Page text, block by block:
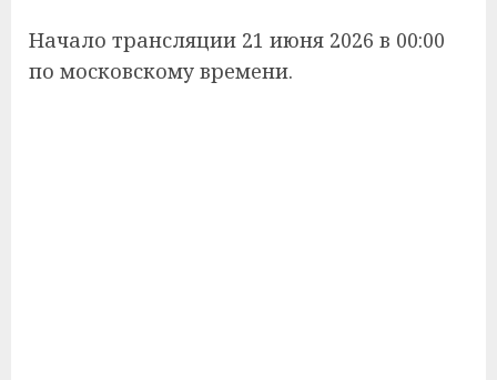
Начало трансляции 21 июня 2026 в 00:00
по московскому времени.